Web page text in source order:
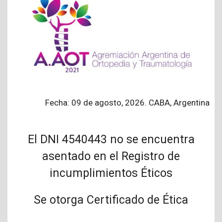
Fecha: 09 de agosto, 2026. CABA, Argentina
El DNI 4540443 no se encuentra
asentado en el Registro de
incumplimientos Éticos
Se otorga Certificado de Ética